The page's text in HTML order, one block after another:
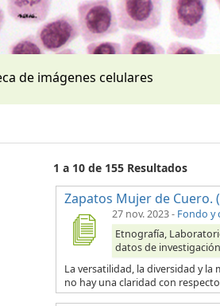
de imágenes celulares
1 a 10 de 155 Resultados
Zapatos Mujer de Cuero.
27 nov. 2023- Fondo y
Etnografía,
datos de
La versatilidad, la diversidad y
no hay una claridad con